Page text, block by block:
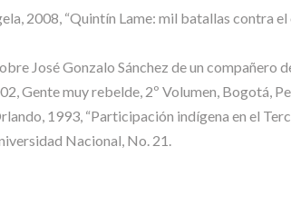
2008, “Quintín Lame: mil batallas contra
José Gonzalo Sánchez de un compañero
Gente muy rebelde, 2º Volumen, Bogotá,
1993, “Participación indígena en el
Nacional, No. 21.